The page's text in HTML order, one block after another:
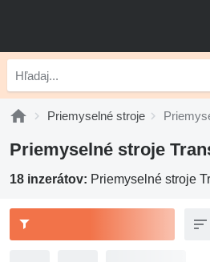
Priemyselné stroje
Priemyselné stroje
18 inzerátov: Priemyselné stroje